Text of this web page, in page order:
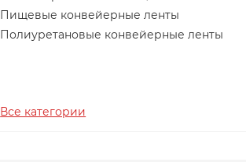
Пищевые конвейерные ленты
Полиуретановые конвейерные ленты
Все категории